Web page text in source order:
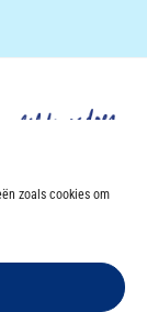
zoals cookies om